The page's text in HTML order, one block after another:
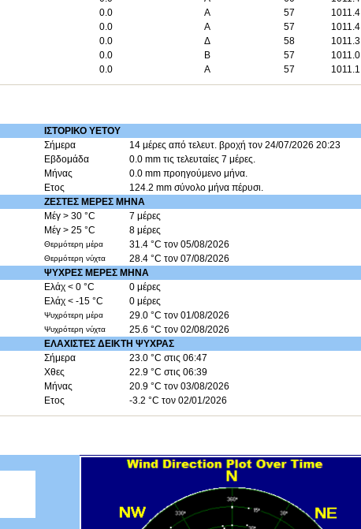
0.0 Α 57 1011.4
0.0 Α 57 1011.4
0.0 Δ 58 1011.3
0.0 Β 57 1011.0
0.0 Α 57 1011.1
ΙΣΤΟΡΙΚΟ ΥΕΤΟΥ
Σήμερα
14 μέρες από τελευτ. βροχή τον 24/07/2026 20:23
Εβδομάδα
0.0 mm τις τελευταίες 7 μέρες.
Μήνας
0.0 mm προηγούμενο μήνα.
Ετος
124.2 mm σύνολο μήνα πέρυσι.
ΖΕΣΤΕΣ ΜΕΡΕΣ ΜΗΝΑ
Μέγ > 30 °C
7 μέρες
Μέγ > 25 °C
8 μέρες
Θερμότερη μέρα
31.4 °C τον 05/08/2026
Θερμότερη νύχτα
28.4 °C τον 07/08/2026
ΨΥΧΡΕΣ ΜΕΡΕΣ ΜΗΝΑ
Ελάχ < 0 °C
0 μέρες
Ελάχ < -15 °C
0 μέρες
Ψυχρότερη μέρα
29.0 °C τον 01/08/2026
Ψυχρότερη νύχτα
25.6 °C τον 02/08/2026
ΕΛΑΧΙΣΤΕΣ ΔΕΙΚΤΗ ΨΥΧΡΑΣ
Σήμερα
23.0 °C στις 06:47
Χθες
22.9 °C στις 06:39
Μήνας
20.9 °C τον 03/08/2026
Ετος -3.2 °C τον 02/01/2026